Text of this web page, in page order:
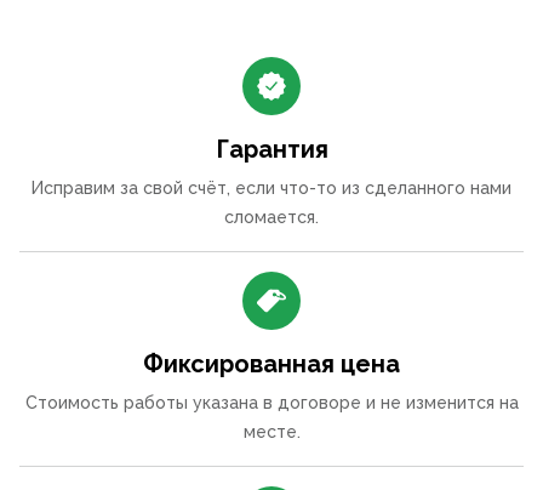
Гарантия
Исправим за свой счёт, если что-то из сделанного нами
сломается.
Фиксированная цена
Стоимость работы указана в договоре и не изменится на
месте.